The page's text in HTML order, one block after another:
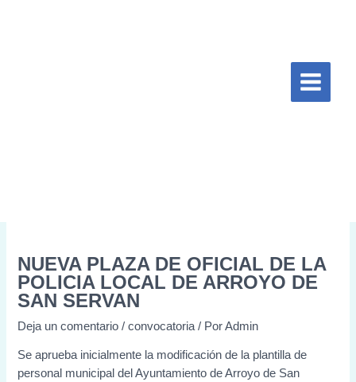
NUEVA PLAZA DE OFICIAL DE LA
POLICIA LOCAL DE ARROYO DE
SAN SERVAN
Deja un comentario /convocatoria / PorAdmin
Se aprueba inicialmente la modificación de la plantilla de
personal municipal del Ayuntamiento de Arroyo de San